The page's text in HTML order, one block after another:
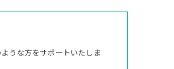
うな方をサポートいたしま